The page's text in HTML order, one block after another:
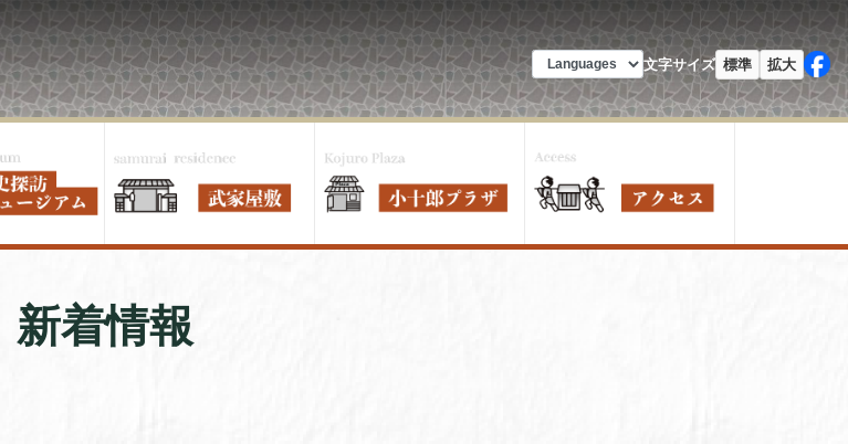
文字サイズ 標準 拡大
新着情報